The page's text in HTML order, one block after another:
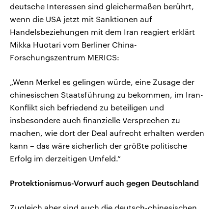
deutsche Interessen sind gleichermaßen berührt,
wenn die USA jetzt mit Sanktionen auf
Handelsbeziehungen mit dem Iran reagiert erklärt
Mikka Huotari vom Berliner China-
Forschungszentrum MERICS:
„Wenn Merkel es gelingen würde, eine Zusage der
chinesischen Staatsführung zu bekommen, im Iran-
Konflikt sich befriedend zu beteiligen und
insbesondere auch finanzielle Versprechen zu
machen, wie dort der Deal aufrecht erhalten werden
kann – das wäre sicherlich der größte politische
Erfolg im derzeitigen Umfeld.“
Protektionismus-Vorwurf auch gegen Deutschland